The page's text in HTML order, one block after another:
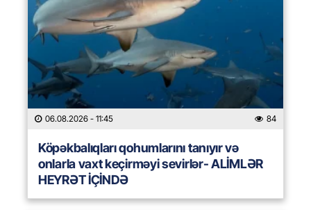
06.08.2026 - 11:45 84
Köpəkbalıqları qohumlarını tanıyır və
onlarla vaxt keçirməyi sevirlər- ALİMLƏR
HEYRƏT İÇİNDƏ